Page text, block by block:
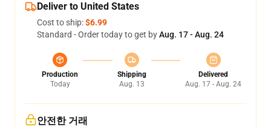
Deliver to United States
Cost to ship:$6.99
Standard - Order today to get byAug. 17 - Aug. 24
Production
Today
Shipping
Aug. 13
Delivered
Aug. 17 - Aug. 24
안전한 거래